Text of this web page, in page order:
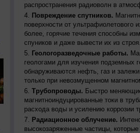
распространения радиоволн в
Повреждение спутников.
поверхности от ультрафиолетового
более, горячие течения способны
спуников и даже вывести их из
Геологоразведочные работы.
геологами для изучения подземных
обнаруживаются нефть, газ и
только при невозмущенном
Трубопроводы. Быстро
магнитноиндуцированные токи в
расхода воды и усилению коррозии
Радиационное облучение.
высокозаряженные частицы,